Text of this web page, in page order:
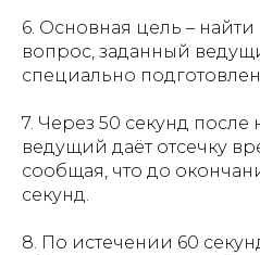
6. Основная цель –
вопрос, заданный
специально
7. Через 50 секунд
ведущий даёт отсечку
сообщая, что до
секунд.
8. По истечении 60